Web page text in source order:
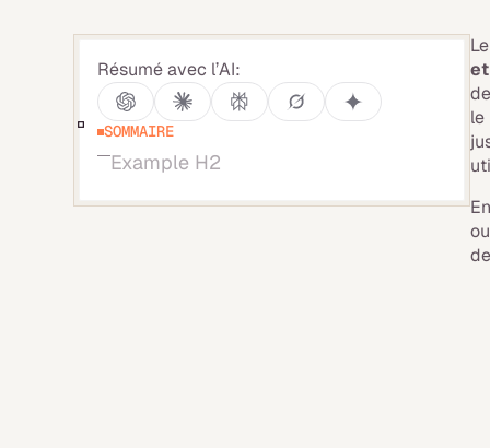
Résumé avec l’AI:
SOMMAIRE
Example H2
Le
le